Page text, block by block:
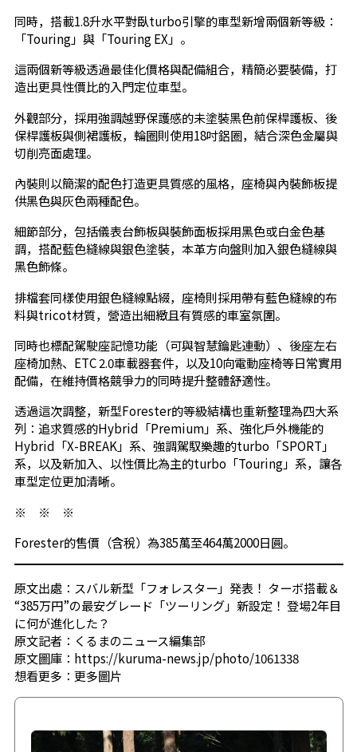
同時，搭載1.8升水平對臥turbo引擎的車型新增兩個新等級：
「Touring」與「Touring EX」。
這兩個新等級透過最佳化價格與配備組合，精簡必要裝備，打
造出更具性價比的入門定位車型。
外觀部分，採用強調越野保護感的未塗裝黑色前保桿護板、後
保桿護板與側裙護板，輪圈則使用18吋鋁圈，結合深色金屬與
切削亮面處理。
內裝則以簡潔的配色打造更具質感的風格，座椅與內裝飾板提
供黑色與灰色兩種配色。
細節部分，包括儀表台飾板與裝飾面板採用黑色或白金色基
調，搭配藍色縫線與銀色塗裝，本革方向盤則加入銀色縫線與
黑色飾條。
排檔套同樣使用銀色縫線點綴，座椅則採用帶有藍色縫線的布
料與tricot材質，營造出細緻且有質感的車室氛圍。
同時也標配駕駛座記憶功能（可與智慧鑰匙連動）、後座左右
座椅加熱、ETC 2.0車載器套件，以及10向電動座椅等日常實用
配備，在維持價格競爭力的同時提升整體舒適性。
透過這次調整，新型Forester的等級結構也重新整理為四大系
列：追求質感的Hybrid「Premium」系、強化戶外機能的
Hybrid「X-BREAK」系、強調駕馭樂趣的turbo「SPORT」
系，以及新加入、以性價比為主的turbo「Touring」系，讓各
車型定位更加清晰。
※ ※ ※
Forester的售價（含稅）為385萬至464萬2000日圓。
原文出處：スバル新型「フォレスター」発表！ ターボ搭載＆
“385万円”の最安グレード「ツーリング」新設定！ 登場2年目
に何が進化した？
原文記者：くるまのニュース編集部
原文圖庫：https://kuruma-news.jp/photo/1061338
想看更多： 更多圖片